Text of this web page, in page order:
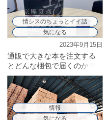
情シスのちょっとイイ話
気になる
2023年9月15日
通販で大きな本を注文する
とどんな梱包で届くのか？
情報
気になる